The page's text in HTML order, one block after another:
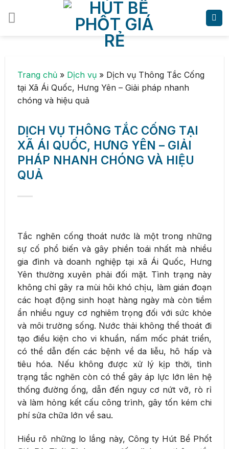
Trang chủ » Dịch vụ » Dịch vụ Thông Tắc Cống
tại Xã Ái Quốc, Hưng Yên – Giải pháp nhanh
chóng và hiệu quả
DỊCH VỤ THÔNG TẮC CỐNG TẠI
XÃ ÁI QUỐC, HƯNG YÊN – GIẢI
PHÁP NHANH CHÓNG VÀ HIỆU
QUẢ
Tắc nghẽn cống thoát nước là một trong những
sự cố phổ biến và gây phiền toái nhất mà nhiều
gia đình và doanh nghiệp tại xã Ái Quốc, Hưng
Yên thường xuyên phải đối mặt. Tình trạng này
không chỉ gây ra mùi hôi khó chịu, làm gián đoạn
các hoạt động sinh hoạt hàng ngày mà còn tiềm
ẩn nhiều nguy cơ nghiêm trọng đối với sức khỏe
và môi trường sống. Nước thải không thể thoát đi
tạo điều kiện cho vi khuẩn, nấm mốc phát triển,
có thể dẫn đến các bệnh về da liễu, hô hấp và
tiêu hóa. Nếu không được xử lý kịp thời, tình
trạng tắc nghẽn còn có thể gây áp lực lớn lên hệ
thống đường ống, dẫn đến nguy cơ nứt vỡ, rò rỉ
và làm hỏng kết cấu công trình, gây tốn kém chi
phí sửa chữa lớn về sau.
Hiểu rõ những lo lắng này, Công ty Hút Bể Phốt